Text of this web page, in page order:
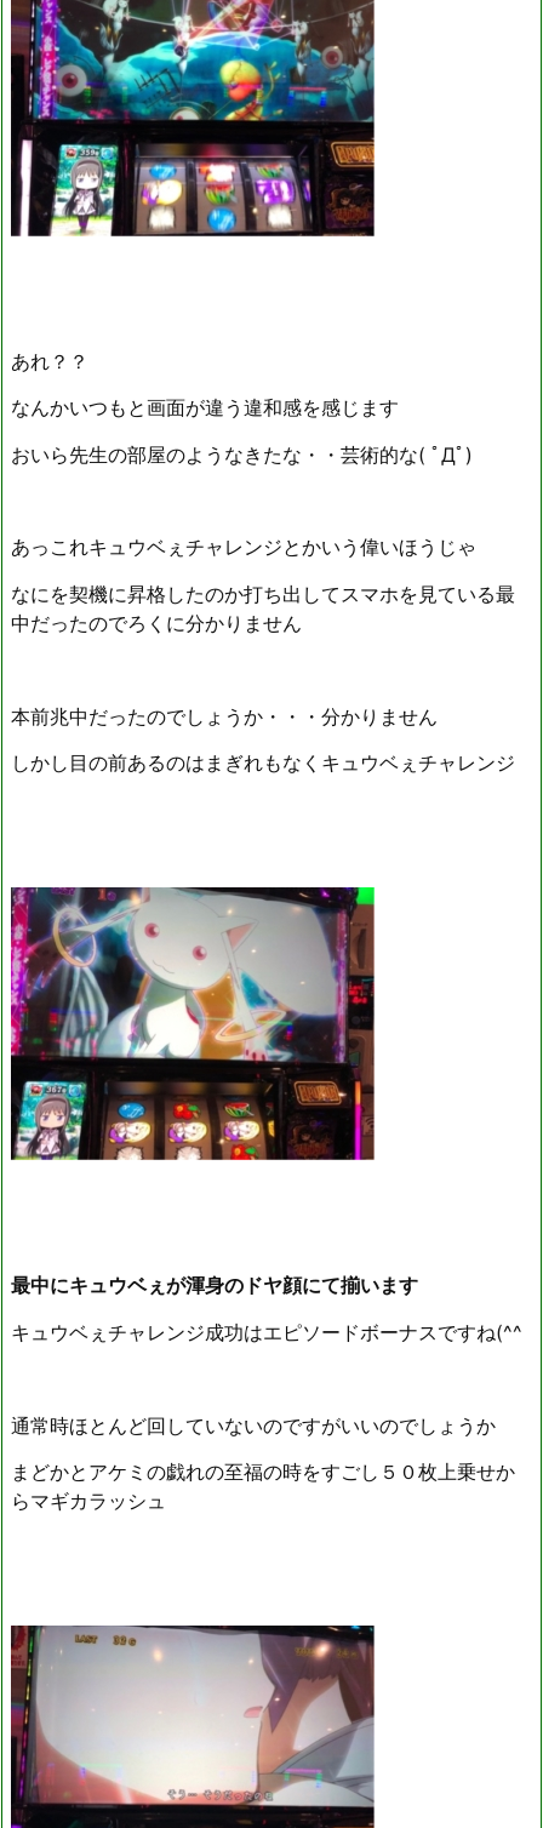
あれ？？
なんかいつもと画面が違う違和感を感じます
おいら先生の部屋のようなきたな・・芸術的な( ﾟДﾟ)
あっこれキュウベぇチャレンジとかいう偉いほうじゃ
なにを契機に昇格したのか打ち出してスマホを見ている最
中だったのでろくに分かりません
本前兆中だったのでしょうか・・・分かりません
しかし目の前あるのはまぎれもなくキュウベぇチャレンジ
最中にキュウベぇが渾身のドヤ顔にて揃います
キュウベぇチャレンジ成功はエピソードボーナスですね(^^
通常時ほとんど回していないのですがいいのでしょうか
まどかとアケミの戯れの至福の時をすごし５０枚上乗せか
らマギカラッシュ